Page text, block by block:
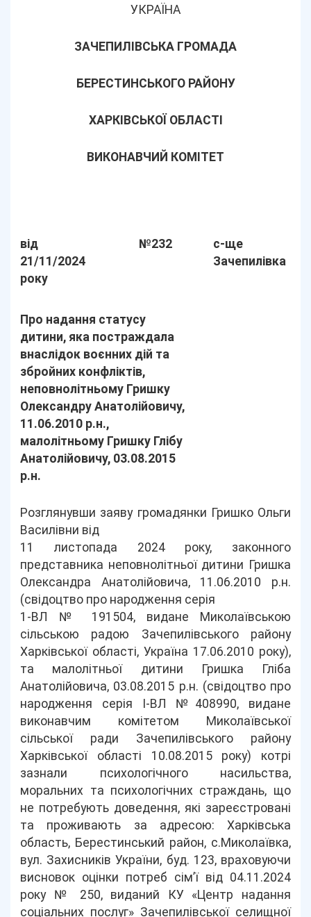
УКРАЇНА
ЗАЧЕПИЛІВСЬКА ГРОМАДА
БЕРЕСТИНСЬКОГО РАЙОНУ
ХАРКІВСЬКОЇ ОБЛАСТІ
ВИКОНАВЧИЙ КОМІТЕТ
від
21/11/2024
року
№232
с-ще
Зачепилівка
Про надання статусу
дитини, яка постраждала
внаслідок воєнних дій та
збройних конфліктів,
неповнолітньому Гришку
Олександру Анатолійовичу,
11.06.2010 р.н.,
малолітньому Гришку Глібу
Анатолійовичу, 03.08.2015
р.н.
Розглянувши заяву громадянки Гришко Ольги
Василівни від
11 листопада 2024 року, законного
представника неповнолітньої дитини Гришка
Олександра Анатолійовича, 11.06.2010 р.н.
(свідоцтво про народження серія
1-ВЛ № 191504, видане Миколаївською
сільською радою Зачепилівського району
Харківської області, Україна 17.06.2010 року),
та малолітньої дитини Гришка Гліба
Анатолійовича, 03.08.2015 р.н. (свідоцтво про
народження серія І-ВЛ №408990, видане
виконавчим комітетом Миколаївської
сільської ради Зачепилівського району
Харківської області 10.08.2015 року) котрі
зазнали психологічного насильства,
моральних та психологічних страждань, що
не потребують доведення, які зареєстровані
та проживають за адресою: Харківська
область, Берестинський район, с.Миколаївка,
вул. Захисників України, буд. 123, враховуючи
висновок оцінки потреб сім’ї від 04.11.2024
року № 250, виданий КУ «Центр надання
соціальних послуг» Зачепилівської селищної